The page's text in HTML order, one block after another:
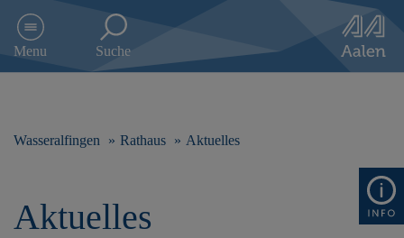
e
h
Menu Suche
Wasseralfingen Rathaus Aktuelles
Aktuelles